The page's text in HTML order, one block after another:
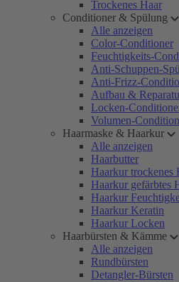
Trockenes Haar
Conditioner & Spülung
Alle anzeigen
Color-Conditioner
Feuchtigkeits-
Anti-Schuppen-
Anti-Frizz-
Aufbau &
Locken-
Volumen-
Haarmaske & Haarkur
Alle anzeigen
Haarbutter
Haarkur trockenes
Haarkur gefärbtes
Haarkur
Haarkur Keratin
Haarkur Locken
Haarbürsten & Kämme
Alle anzeigen
Rundbürsten
Detangler-Bürsten